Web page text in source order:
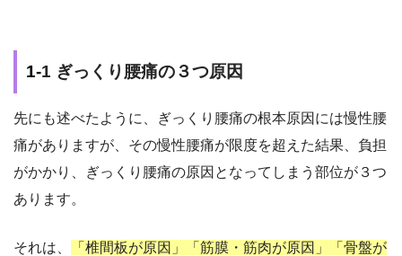
1-1 ぎっくり腰痛の３つ原因
先にも述べたように、ぎっくり腰痛の根本原因には慢性腰
痛がありますが、その慢性腰痛が限度を超えた結果、負担
がかかり、ぎっくり腰痛の原因となってしまう部位が３つ
あります。
それは、
「椎間板が原因」「筋膜・筋肉が原因」「骨盤が